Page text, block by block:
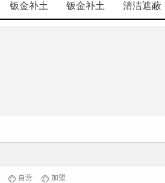
钣金补土 钣金补土 清洁遮蔽
自营 加盟